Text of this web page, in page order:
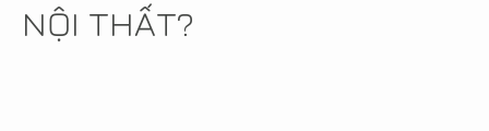
NỘI THẤT?